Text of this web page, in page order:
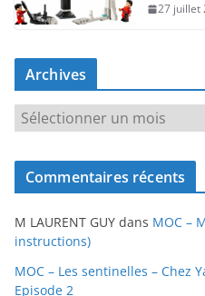
27 juillet
Archives
c
v
e
s
Commentaires récents
M LAURENT GUY dans MOC –
instructions)
MOC – Les sentinelles – Chez
Episode 2